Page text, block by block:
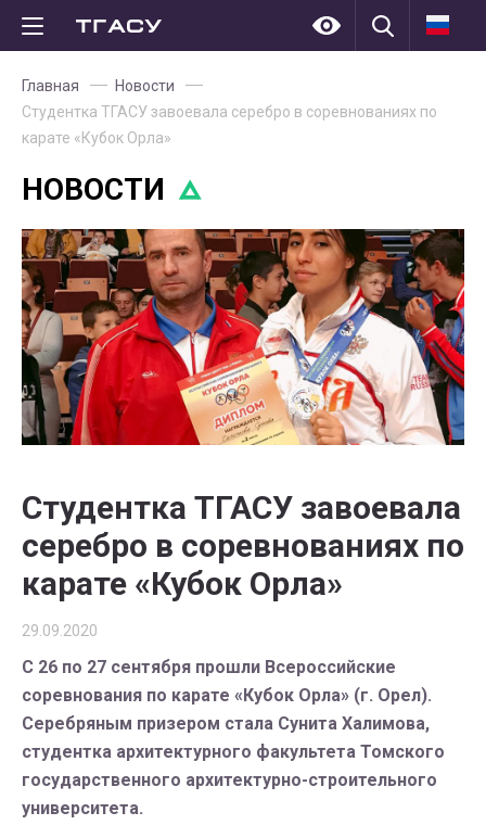
Главная
Новости
Студентка ТГАСУ завоевала серебро в соревнованиях по
карате «Кубок Орла»
НОВОСТИ
Студентка ТГАСУ завоевала
серебро в соревнованиях по
карате «Кубок Орла»
29.09.2020
С 26 по 27 сентября прошли Всероссийские
соревнования по карате «Кубок Орла» (г. Орел).
Серебряным призером стала Сунита Халимова,
студентка архитектурного факультета Томского
государственного архитектурно-строительного
университета.